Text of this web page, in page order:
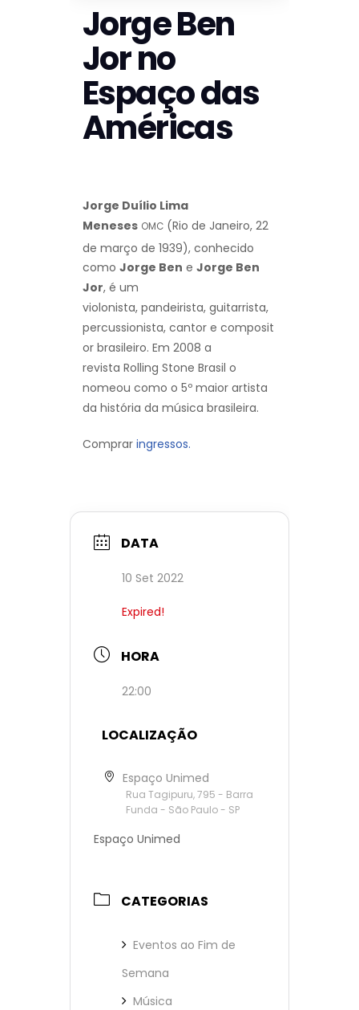
Jorge Ben
Jor no
Espaço das
Américas
Jorge Duílio Lima
Meneses OMC (Rio de Janeiro, 22
de março de 1939), conhecido
como Jorge Ben e Jorge Ben
Jor, é um
violonista, pandeirista, guitarrista,
percussionista, cantor e composit
or brasileiro. Em 2008 a
revista Rolling Stone Brasil o
nomeou como o 5º maior artista
da história da música brasileira.
Comprar ingressos.
DATA
10 Set 2022
Expired!
HORA
22:00
LOCALIZAÇÃO
Espaço Unimed
Rua Tagipuru, 795 - Barra
Funda - São Paulo - SP
Espaço Unimed
CATEGORIAS
Eventos ao Fim de
Semana
Música